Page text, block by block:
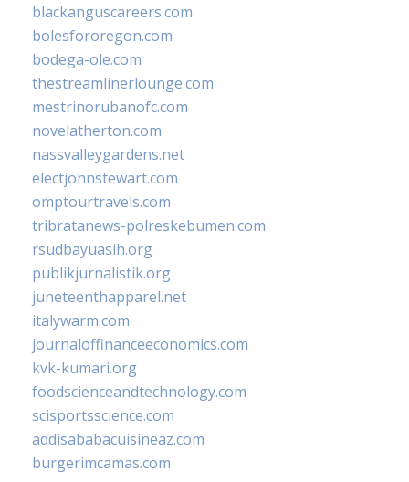
blackanguscareers.com
bolesfororegon.com
bodega-ole.com
thestreamlinerlounge.com
mestrinorubanofc.com
novelatherton.com
nassvalleygardens.net
electjohnstewart.com
omptourtravels.com
tribratanews-polreskebumen.com
rsudbayuasih.org
publikjurnalistik.org
juneteenthapparel.net
italywarm.com
journaloffinanceeconomics.com
kvk-kumari.org
foodscienceandtechnology.com
scisportsscience.com
addisababacuisineaz.com
burgerimcamas.com